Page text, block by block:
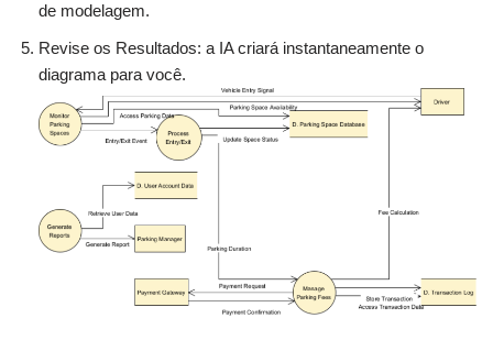
de modelagem.
Revise os Resultados: a IA criará instantaneamente o
diagrama para você.